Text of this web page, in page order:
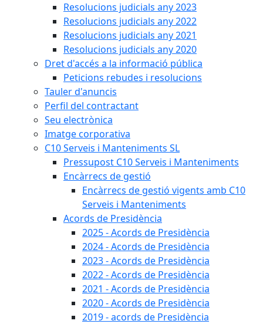
Resolucions judicials any 2023
Resolucions judicials any 2022
Resolucions judicials any 2021
Resolucions judicials any 2020
Dret d'accés a la informació pública
Peticions rebudes i resolucions
Tauler d'anuncis
Perfil del contractant
Seu electrònica
Imatge corporativa
C10 Serveis i Manteniments SL
Pressupost C10 Serveis i Manteniments
Encàrrecs de gestió
Encàrrecs de gestió vigents amb C10
Serveis i Manteniments
Acords de Presidència
2025 - Acords de Presidència
2024 - Acords de Presidència
2023 - Acords de Presidència
2022 - Acords de Presidència
2021 - Acords de Presidència
2020 - Acords de Presidència
2019 - acords de Presidència